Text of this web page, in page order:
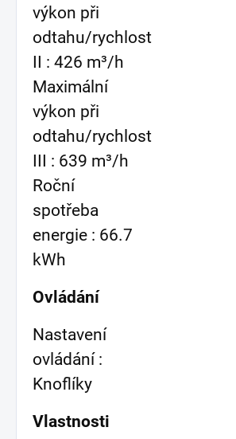
výkon při
odtahu/rychlost
II : 426 m³/h
Maximální
výkon při
odtahu/rychlost
III : 639 m³/h
Roční
spotřeba
energie : 66.7
kWh
Ovládání
Nastavení
ovládání :
Knoflíky
Vlastnosti